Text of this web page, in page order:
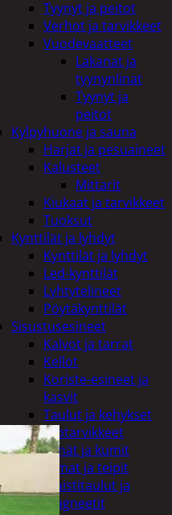
Tyynyt ja peitot
Verhot ja tarvikkeet
Vuodevaatteet
Lakanat ja
tyynynlinat
Tyynyt ja
peitot
Kylpyhuone ja sauna
Harjat ja pesuaineet
Kalusteet
Mittarit
Kiukaat ja tarvikkeet
Tuoksut
Kynttilät ja lyhdyt
Kynttilät ja lyhdyt
Led-kynttilät
Lyhtytelineet
Pöytäkynttilät
Sisustusesineet
Kalvot ja tarrat
Kellot
Koriste-esineet ja
kasvit
Taulut ja kehykset
Toimistotarvikkeet
Kynät ja kumit
Liimat ja teipit
Muistitaulut ja
magneetit